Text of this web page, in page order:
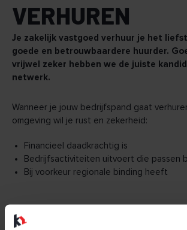
VERHUREN
Je zakelijk vastgoed verhuur je het
goede en betrouwbaardere huurder.
vrijwel zeker hebben we de juiste
netwerk.
Wanneer je jouw bedrijfspand gaat
omgeving wil je rust en zekerheid:
Financieel daadkrachtig is
Bedrijfsactiviteiten uitvoert die passen
Bij voorkeur regionale binding heeft
WIE IS JE IDEALE